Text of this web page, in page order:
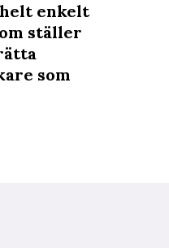
enkelt
ställer
som